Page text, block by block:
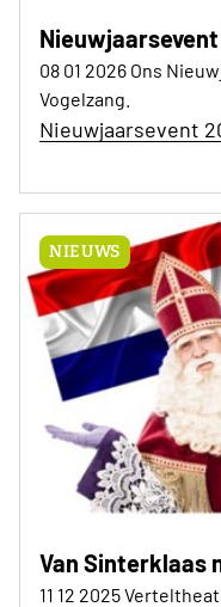
08 01 2026 Ons
Vogelzang.
Nieuwjaarsevent
NIEUWS
Van Sinterklaas
11 12 2025